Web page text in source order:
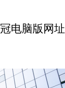
电脑版网址